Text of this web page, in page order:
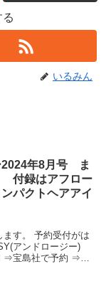
いるみん
2024年8月号 ま
付録はアフロー
パクトヘアアイ
す。 予約受付がは
アンドロージー)
⇒宝島社で予約 ⇒ア